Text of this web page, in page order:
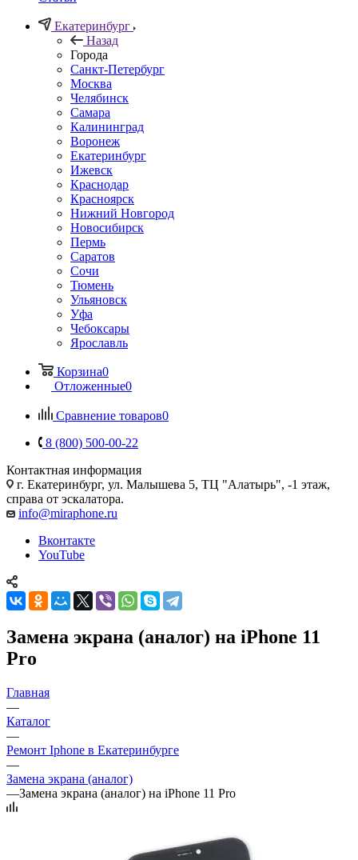
Екатеринбург
Назад
Города
Санкт-Петербург
Москва
Челябинск
Самара
Калининград
Воронеж
Екатеринбург
Ижевск
Краснодар
Красноярск
Нижний Новгород
Новосибирск
Пермь
Саратов
Сочи
Тюмень
Ульяновск
Уфа
Чебоксары
Ярославль
Корзина0
Отложенные0
Сравнение товаров0
8 (800) 500-00-22
Контактная информация
г. Екатеринбург, ул. Малышева 5, ТЦ "Алатырь", -1 этаж,
справа от эскалатора.
info@miraphone.ru
Вконтакте
YouTube
Замена экрана (аналог) на iPhone 11
Pro
Главная
—
Каталог
—
Ремонт Iphone в Екатеринбурге
—
Замена экрана (аналог)
—Замена экрана (аналог) на iPhone 11 Pro